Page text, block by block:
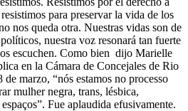
para preservar la vida de los
nos queda otra. Nuestras vidas son de
nuestra voz resonará tan fuerte
escuchen. Como bien dijo Marielle
en la Cámara de Concejales de Rio
marzo, “nós estamos no processo
mulher negra, trans, lésbica,
Fue aplaudida efusivamente.